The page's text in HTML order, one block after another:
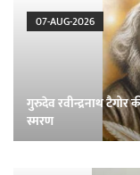
07-AUG-2026
गुरुदेव रवीन्द्रनाथ टैगोर की पुण्यतिथि
स्मरण